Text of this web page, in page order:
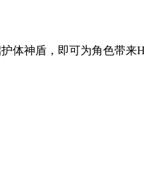
神盾，即可为角色带来